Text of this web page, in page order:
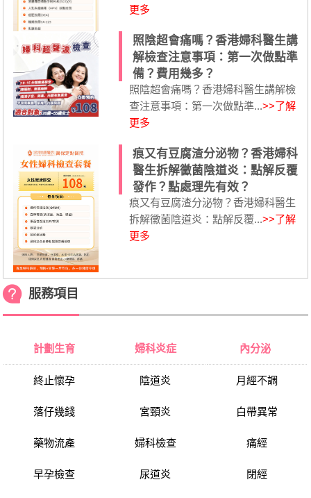
更多
照陰超會痛嗎？香港婦科醫生講
解檢查注意事項：第一次做點準
備？費用幾多？
照陰超會痛嗎？香港婦科醫生講解檢
查注意事項：第一次做點準...>>了解
更多
痕又有豆腐渣分泌物？香港婦科
醫生拆解黴菌陰道炎：點解反覆
發作？點處理先有效？
痕又有豆腐渣分泌物？香港婦科醫生
拆解黴菌陰道炎：點解反覆...>>了解
更多
服務項目
計劃生育
終止懷孕
落仔幾錢
藥物流產
早孕檢查
婦科炎症
陰道炎
宮頸炎
婦科檢查
尿道炎
內分泌
月經不調
白帶異常
痛經
閉經